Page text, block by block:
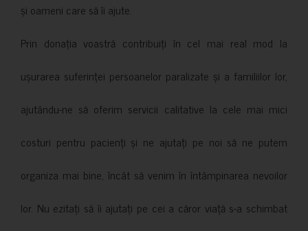
și oameni care să îi ajute.
Prin donația voastră contribuiți în cel mai real mod la
ușurarea suferinței persoanelor paralizate și a familiilor lor,
ajutându-ne să oferim servicii calitative la cele mai mici
costuri pentru pacienți și ne ajutați pe noi să ne putem
organiza mai bine, încât să venim în întâmpinarea nevoilor
lor. Nu ezitați să îi ajutați pe cei a căror viață s-a schimbat